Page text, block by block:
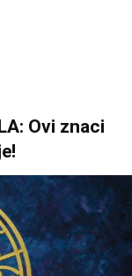
Ovi znaci